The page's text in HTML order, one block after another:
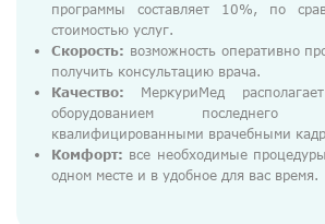
программы составляет 10%, по
стоимостью услуг.
Скорость: возможность оперативно
получить консультацию врача.
Качество: МеркуриМед
оборудованием
квалифицированными врачебными
Комфорт: все необходимые
одном месте и в удобное для вас время.